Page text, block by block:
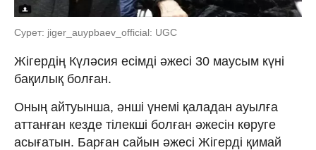
Сурет: jiger_auypbaev_official: UGC
Жігердің Күләсия есімді әжесі 30 маусым күні
бақилық болған.
Оның айтуынша, әнші үнемі қаладан ауылға
аттанған кезде тілекші болған әжесін көруге
асығатын. Барған сайын әжесі Жігерді қимай